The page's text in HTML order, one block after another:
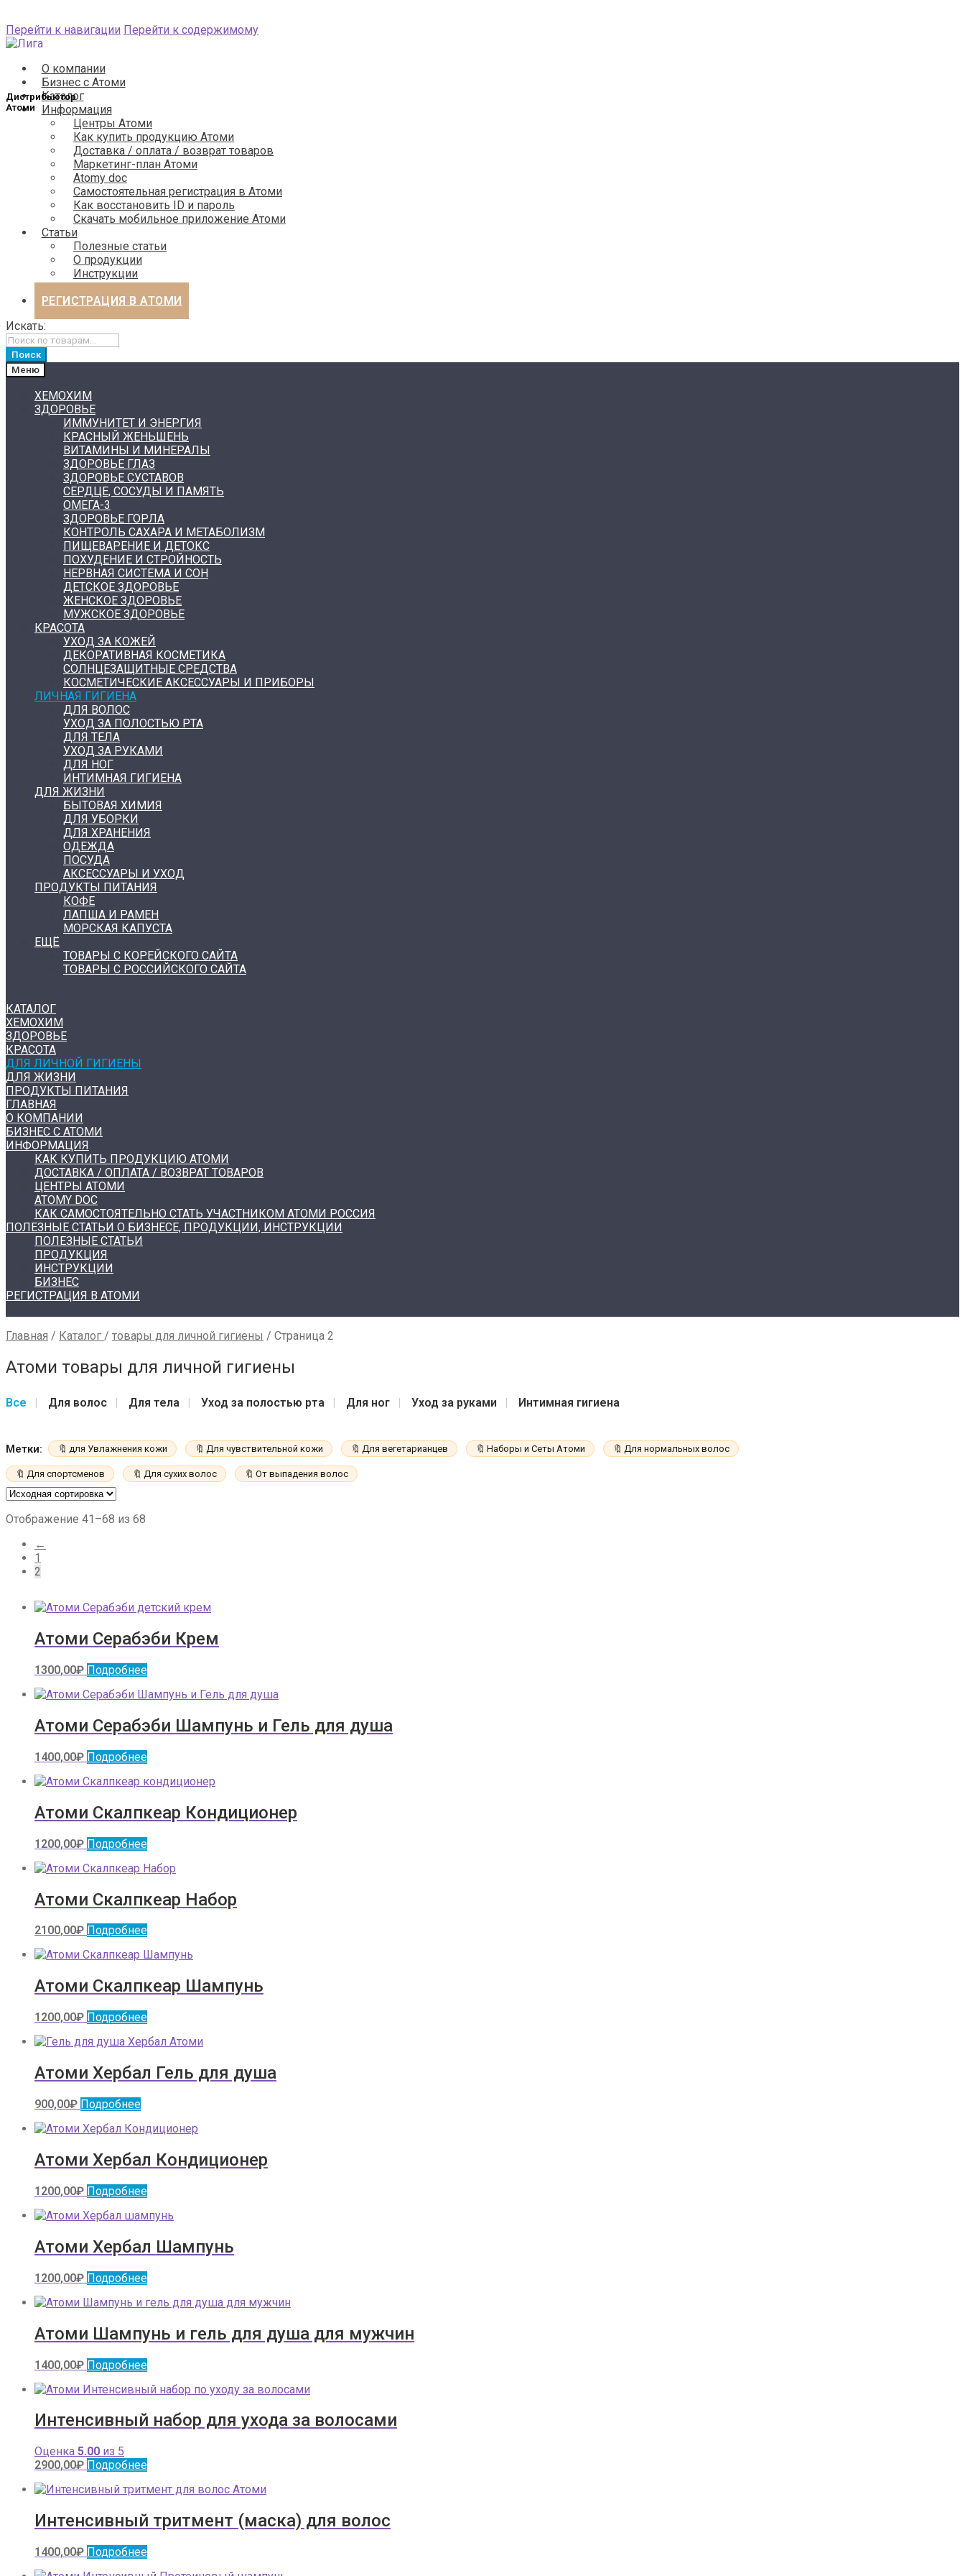
Перейти к навигации Перейти к содержимому
О компании
Бизнес с Атоми
Каталог
Информация
Центры Атоми
Как купить продукцию Атоми
Доставка / оплата / возврат товаров
Маркетинг-план Атоми
Atomy doc
Самостоятельная регистрация в Атоми
Как восстановить ID и пароль
Скачать мобильное приложение Атоми
Статьи
Полезные статьи
О продукции
Инструкции
РЕГИСТРАЦИЯ В АТОМИ
Искать:
Поиск
Меню
ХЕМОХИМ
ЗДОРОВЬЕ
ИММУНИТЕТ И ЭНЕРГИЯ
КРАСНЫЙ ЖЕНЬШЕНЬ
ВИТАМИНЫ И МИНЕРАЛЫ
ЗДОРОВЬЕ ГЛАЗ
ЗДОРОВЬЕ СУСТАВОВ
СЕРДЦЕ, СОСУДЫ И ПАМЯТЬ
ОМЕГА-3
ЗДОРОВЬЕ ГОРЛА
КОНТРОЛЬ САХАРА И МЕТАБОЛИЗМ
ПИЩЕВАРЕНИЕ И ДЕТОКС
ПОХУДЕНИЕ И СТРОЙНОСТЬ
НЕРВНАЯ СИСТЕМА И СОН
ДЕТСКОЕ ЗДОРОВЬЕ
ЖЕНСКОЕ ЗДОРОВЬЕ
МУЖСКОЕ ЗДОРОВЬЕ
КРАСОТА
УХОД ЗА КОЖЕЙ
ДЕКОРАТИВНАЯ КОСМЕТИКА
СОЛНЦЕЗАЩИТНЫЕ СРЕДСТВА
КОСМЕТИЧЕСКИЕ АКСЕССУАРЫ И ПРИБОРЫ
ЛИЧНАЯ ГИГИЕНА
ДЛЯ ВОЛОС
УХОД ЗА ПОЛОСТЬЮ РТА
ДЛЯ ТЕЛА
УХОД ЗА РУКАМИ
ДЛЯ НОГ
ИНТИМНАЯ ГИГИЕНА
ДЛЯ ЖИЗНИ
БЫТОВАЯ ХИМИЯ
ДЛЯ УБОРКИ
ДЛЯ ХРАНЕНИЯ
ОДЕЖДА
ПОСУДА
АКСЕССУАРЫ И УХОД
ПРОДУКТЫ ПИТАНИЯ
КОФЕ
ЛАПША И РАМЕН
МОРСКАЯ КАПУСТА
ЕЩЁ
ТОВАРЫ С КОРЕЙСКОГО САЙТА
ТОВАРЫ С РОССИЙСКОГО САЙТА
КАТАЛОГ
ХЕМОХИМ
ЗДОРОВЬЕ
КРАСОТА
ДЛЯ ЛИЧНОЙ ГИГИЕНЫ
ДЛЯ ЖИЗНИ
ПРОДУКТЫ ПИТАНИЯ
ГЛАВНАЯ
О КОМПАНИИ
БИЗНЕС С АТОМИ
ИНФОРМАЦИЯ
КАК КУПИТЬ ПРОДУКЦИЮ АТОМИ
ДОСТАВКА / ОПЛАТА / ВОЗВРАТ ТОВАРОВ
ЦЕНТРЫ АТОМИ
ATOMY DOC
КАК САМОСТОЯТЕЛЬНО СТАТЬ УЧАСТНИКОМ АТОМИ РОССИЯ
ПОЛЕЗНЫЕ СТАТЬИ О БИЗНЕСЕ, ПРОДУКЦИИ, ИНСТРУКЦИИ
ПОЛЕЗНЫЕ СТАТЬИ
ПРОДУКЦИЯ
ИНСТРУКЦИИ
БИЗНЕС
РЕГИСТРАЦИЯ В АТОМИ
Главная / Каталог / товары для личной гигиены / Страница 2
Атоми товары для личной гигиены
Все Для волос Для тела Уход за полостью рта Для ног Уход за руками Интимная гигиена
для Увлажнения кожи Для чувствительной кожи Для вегетарианцев Наборы и Сеты Атоми Для нормальных волос
Для спортсменов Для сухих волос От выпадения волос
Отображение 41–68 из 68
←
1
2
Атоми Серабэби Крем
1300,00₽ Подробнее
Атоми Серабэби Шампунь и Гель для душа
1400,00₽ Подробнее
Атоми Скалпкеар Кондиционер
1200,00₽ Подробнее
Атоми Скалпкеар Набор
2100,00₽ Подробнее
Атоми Скалпкеар Шампунь
1200,00₽ Подробнее
Атоми Хербал Гель для душа
900,00₽ Подробнее
Атоми Хербал Кондиционер
1200,00₽ Подробнее
Атоми Хербал Шампунь
1200,00₽ Подробнее
Атоми Шампунь и гель для душа для мужчин
1400,00₽ Подробнее
Интенсивный набор для ухода за волосами
Оценка 5.00 из 5
2900,00₽ Подробнее
Интенсивный тритмент (маска) для волос
1400,00₽ Подробнее